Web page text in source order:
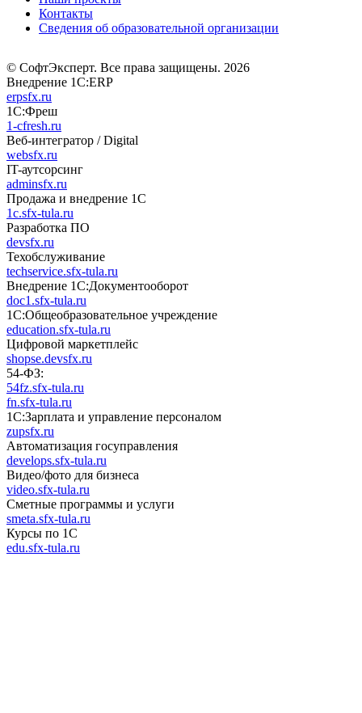
Контакты
Сведения об образовательной организации
© СофтЭксперт. Все права защищены. 2026
Внедрение 1С:ERP
erpsfx.ru
1С:Фреш
1-cfresh.ru
Веб-интегратор / Digital
websfx.ru
IT-аутсорсинг
adminsfx.ru
Продажа и внедрение 1С
1c.sfx-tula.ru
Разработка ПО
devsfx.ru
Техобслуживание
techservice.sfx-tula.ru
Внедрение 1С:Документооборот
doc1.sfx-tula.ru
1С:Общеобразовательное учреждение
education.sfx-tula.ru
Цифровой маркетплейс
shopse.devsfx.ru
54-ФЗ:
54fz.sfx-tula.ru
fn.sfx-tula.ru
1С:Зарплата и управление персоналом
zupsfx.ru
Автоматизация госуправления
develops.sfx-tula.ru
Видео/фото для бизнеса
video.sfx-tula.ru
Сметные программы и услуги
smeta.sfx-tula.ru
Курсы по 1С
edu.sfx-tula.ru